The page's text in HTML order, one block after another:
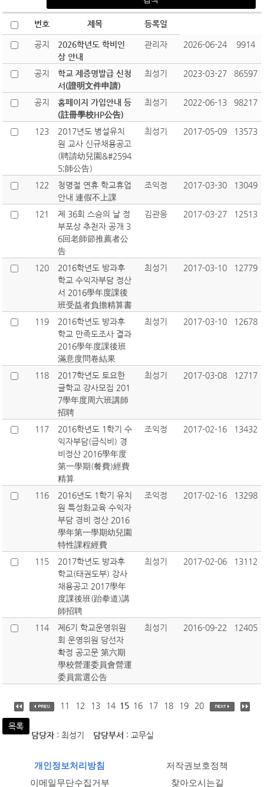
번호 제목 등록일
공지
2026학년도 학비인
상 안내
관리자 2026-06-24 9914
공지
학교 제증명발급 신청
서(證明文件申請)
최성기 2023-03-27 86597
공지
홈페이지 가입안내 등
(註冊學校HP公告)
최성기 2022-06-13 98217
123
2017년도 병설유치
원 교사 신규채용공고
(聘請幼兒園&#2594
5;師公告)
최성기 2017-05-09 13573
122
청명절 연휴 학교휴업
안내 連假不上課
조익정 2017-03-30 13049
121
제 36회 스승의 날 정
부포상 추천자 공개 3
6回老師節推薦者公
告
김관응 2017-03-27 12513
120
2016학년도 방과후
학교 수익자부담 정산
서 2016學年度課後
班受益者負擔精算書
최성기 2017-03-10 12779
119
2016학년도 방과후
학교 만족도조사 결과
2016學年度課後班
滿意度問卷結果
최성기 2017-03-10 12678
118
2017학년도 토요한
글학교 강사모집 201
7學年度周六班講師
招聘
최성기 2017-03-08 12717
117
2016학년도 1학기 수
익자부담(급식비) 경
비정산 2016學年度
第一學期(餐費)經費
精算
조익정 2017-02-16 13432
116
2016년도 1학기 유치
원 특성화교육 수익자
부담 경비 정산 2016
學年第一學期幼兒園
特性課程經費
조익정 2017-02-16 13298
115
2017학년도 방과후
학교(태권도부) 강사
채용공고 2017學年
度課後班(跆拳道)講
師招聘
최성기 2017-02-06 13112
114
제6기 학교운영위원
회 운영위원 당선자
확정 공고문 第六期
學校營運委員會營運
委員當選公告
최성기 2016-09-22 12405
11 12 13 14 15 16 17 18 19 20
목록
담당자 : 최성기 담당부서 : 교무실
개인정보처리방침
저작권보호정책
이메일무단수집거부
찾아오시는길